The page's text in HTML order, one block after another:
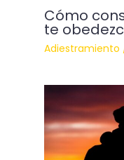
Cómo
te
Adiestramiento